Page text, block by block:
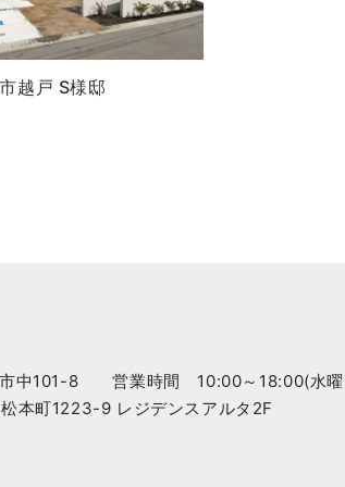
越戸 S様邸
市中101-8 営業時間 10:00～18:00(水曜
本町1223-9 レジデンスアルタ2F